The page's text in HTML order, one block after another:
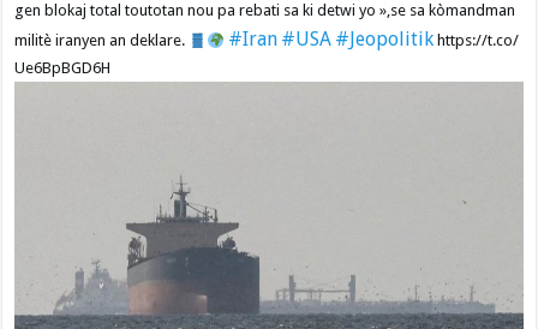
gen blokaj total toutotan nou pa rebati sa ki detwi yo »,se sa kòmandman
militè iranyen an deklare.
#Iran #USA #Jeopolitikhttps://t.co/
Ue6BpBGD6H